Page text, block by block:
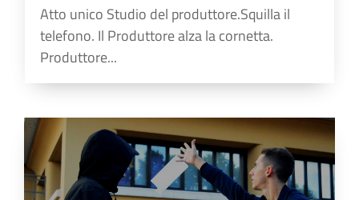
Atto unico Studio del produttore.Squilla il
telefono. Il Produttore alza la cornetta.
Produttore...